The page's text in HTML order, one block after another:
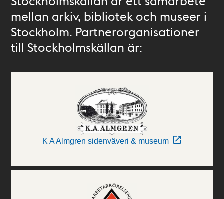
mellan arkiv, bibliotek och museer i
Stockholm. Partnerorganisationer
till Stockholmskällan är:
K A Almgren sidenväveri & museum